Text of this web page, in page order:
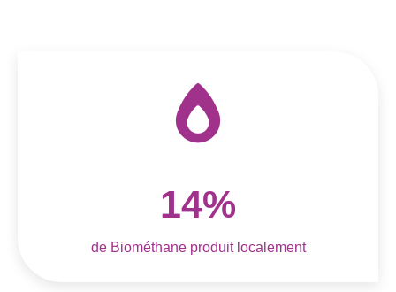
14%
de Biométhane produit localement